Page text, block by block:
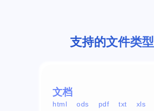
支持的文件类型
文档
html ods pdf txt xls